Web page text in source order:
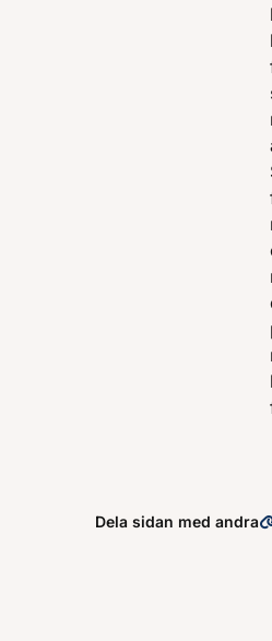
Dela sidan med andra